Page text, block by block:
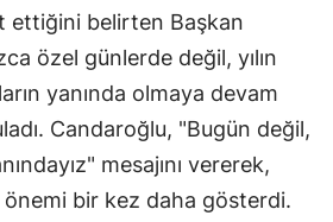
ettiğini belirten Başkan
özel günlerde değil, yılın
yanında olmaya devam
Candaroğlu, "Bugün değil,
mesajını vererek,
önemi bir kez daha gösterdi.